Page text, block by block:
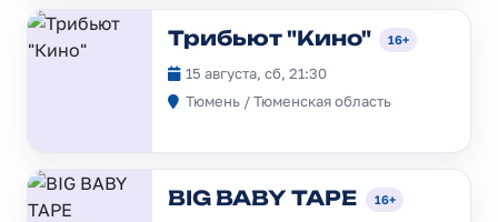
Трибьют "Кино" 16+
15 августа, сб, 21:30
Тюмень / Тюменская область
BIG BABY TAPE 16+